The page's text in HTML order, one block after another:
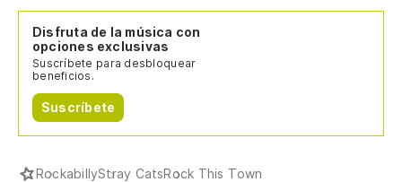
Disfruta de la música con
opciones exclusivas
Suscríbete para desbloquear
beneficios.
Suscríbete
RockabillyStray CatsRock This Town